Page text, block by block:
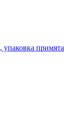
упаковка примята